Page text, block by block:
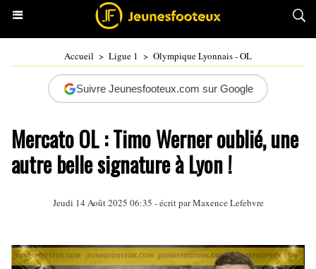
Accueil > Ligue 1 > Olympique Lyonnais - OL
Suivre Jeunesfooteux.com sur Google
Mercato OL : Timo Werner oublié, une
autre belle signature à Lyon !
Jeudi 14 Août 2025 06:35 - écrit par Maxence Lefebvre